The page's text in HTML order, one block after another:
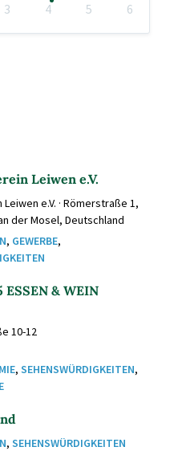
3 4 5
6
Leiwen e.V.
e.V. · Römerstraße 1,
der Mosel, Deutschland
, GEWERBE,
& WEIN
10-12
, SEHENSWÜRDIGKEITEN,
, SEHENSWÜRDIGKEITEN